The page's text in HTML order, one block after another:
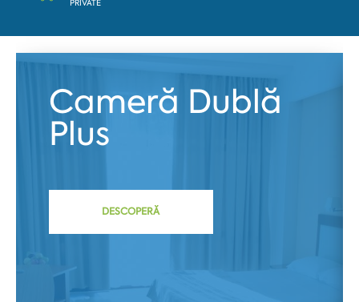
PRIVATE
Cameră Dublă
Plus
DESCOPERĂ